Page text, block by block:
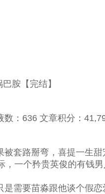
胺【完结】
：636 文章积分：
套路掰弯，喜提一生甜
一个矜贵英俊的有钱男
是需要苗淼跟他谈个假